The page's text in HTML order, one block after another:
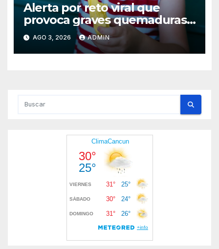
Alerta por reto viral que
provoca graves quemaduras
en menores
AGO 3, 2026 ADMIN